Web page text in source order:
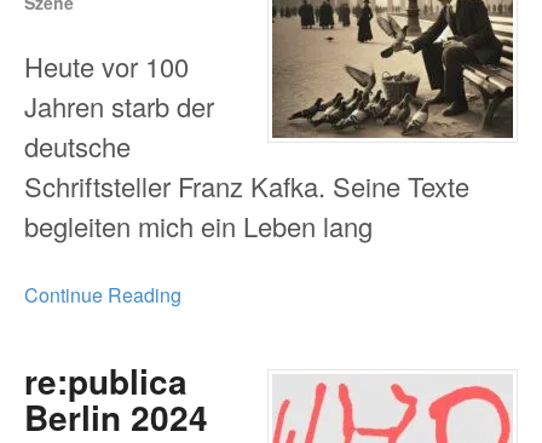
Heute vor 100
Jahren starb der
deutsche
Schriftsteller Franz Kafka. Seine Texte
begleiten mich ein Leben lang
Continue Reading
re:publica
Berlin 2024